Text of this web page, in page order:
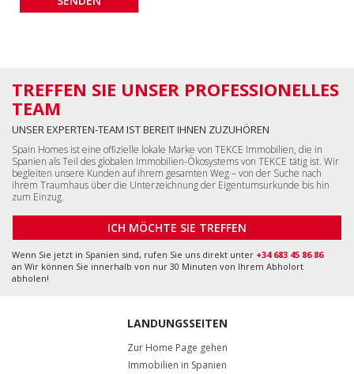
TREFFEN SIE UNSER PROFESSIONELLES
TEAM
UNSER EXPERTEN-TEAM IST BEREIT IHNEN ZUZUHÖREN
Spain Homes ist eine offizielle lokale Marke von TEKCE Immobilien, die in
Spanien als Teil des globalen Immobilien-Ökosystems von TEKCE tätig ist. Wir
begleiten unsere Kunden auf ihrem gesamten Weg – von der Suche nach
ihrem Traumhaus über die Unterzeichnung der Eigentumsurkunde bis hin
zum Einzug.
ICH MÖCHTE SIE TREFFEN
Wenn Sie jetzt in Spanien sind, rufen Sie uns direkt unter +34 683 45 86 86
an Wir können Sie innerhalb von nur 30 Minuten von Ihrem Abholort
abholen!
LANDUNGSSEITEN
Zur Home Page gehen
Immobilien in Spanien